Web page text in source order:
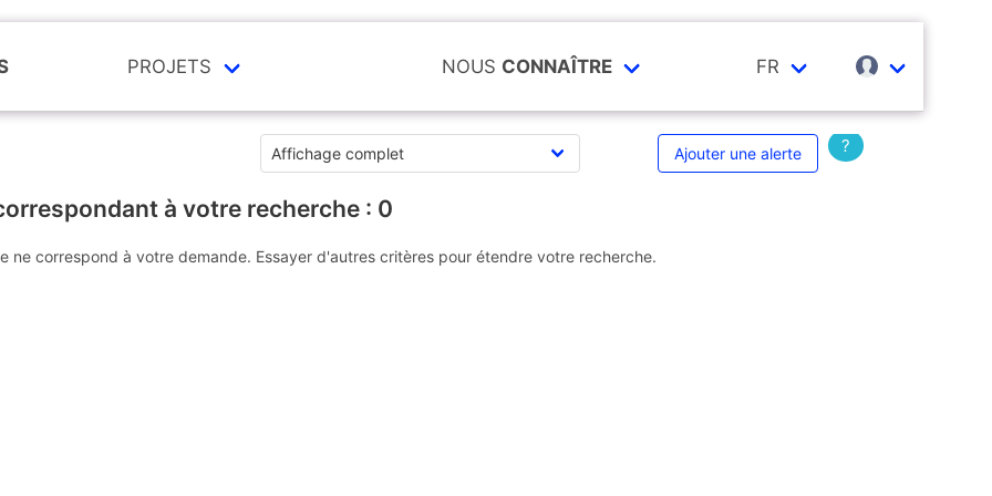
PROJETS NOUS CONNAÎTRE FR
Ajouter une alerte ?
à votre recherche : 0
ne correspond à votre demande. Essayer d'autres critères pour étendre votre recherche.